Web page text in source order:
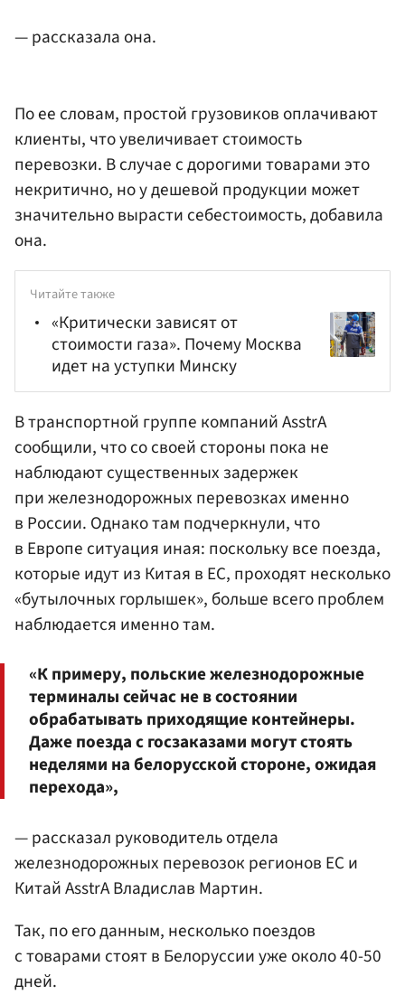
— рассказала она.
По ее словам, простой грузовиков оплачивают
клиенты, что увеличивает стоимость
перевозки. В случае с дорогими товарами это
некритично, но у дешевой продукции может
значительно вырасти себестоимость, добавила
она.
Читайте также
«Критически зависят от
стоимости газа». Почему Москва
идет на уступки Минску
В транспортной группе компаний AsstrA
сообщили, что со своей стороны пока не
наблюдают существенных задержек
при железнодорожных перевозках именно
в России. Однако там подчеркнули, что
в Европе ситуация иная: поскольку все поезда,
которые идут из Китая в ЕС, проходят несколько
«бутылочных горлышек», больше всего проблем
наблюдается именно там.
«К примеру, польские железнодорожные
терминалы сейчас не в состоянии
обрабатывать приходящие контейнеры.
Даже поезда с госзаказами могут стоять
неделями на белорусской стороне, ожидая
перехода»,
— рассказал руководитель отдела
железнодорожных перевозок регионов ЕС и
Китай AsstrA Владислав Мартин.
Так, по его данным, несколько поездов
с товарами стоят в Белоруссии уже около 40-50
дней.